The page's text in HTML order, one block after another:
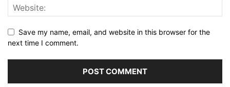
Save my name, email, and website in this browser for the
next time I comment.